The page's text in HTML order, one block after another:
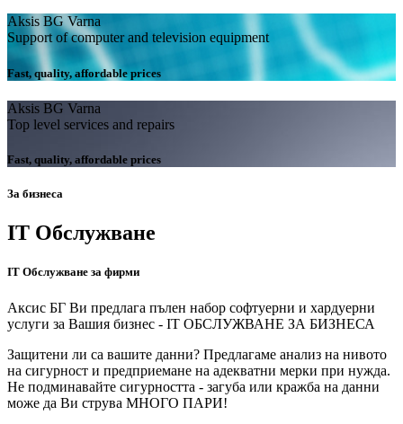
Aksis BG Varna
Support of computer and television equipment
Fast, quality, affordable prices
Aksis BG Varna
Top level services and repairs
Fast, quality, affordable prices
За бизнеса
IT Обслужване
IT Обслужване за фирми
Аксис БГ Ви предлага пълен набор софтуерни и хардуерни
услуги за Вашия бизнес - IT ОБСЛУЖВАНЕ ЗА БИЗНЕСА
Защитени ли са вашите данни? Предлагаме анализ на нивото
на сигурност и предприемане на адекватни мерки при нужда.
Не подминавайте сигурността - загуба или кражба на данни
може да Ви струва МНОГО ПАРИ!